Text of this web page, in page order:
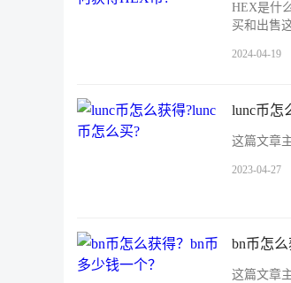
HEX是什
买和出售
2024-04-19
lunc币怎
这篇文章
2023-04-27
bn币怎么
这篇文章